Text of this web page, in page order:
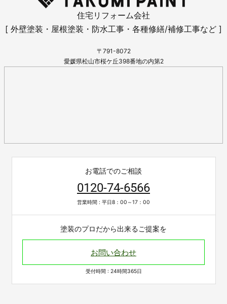
住宅リフォーム会社
[ 外壁塗装・屋根塗装・防水工事・各種修繕/補修工事など ]
〒791-8072
愛媛県松山市桜ケ丘398番地の内第2
お電話でのご相談
0120-74-6566
営業時間 : 平日8：00～17：00
塗装のプロだから出来るご提案を
お問い合わせ
受付時間 : 24時間365日